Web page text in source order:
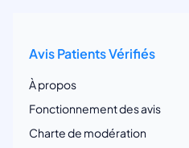
Avis Patients Vérifiés
À propos
Fonctionnement des avis
Charte de modération